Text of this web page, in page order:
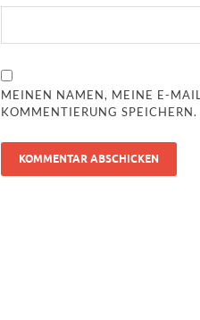
MEINEN NAMEN, MEINE E-
KOMMENTIERUNG SPEICHERN.